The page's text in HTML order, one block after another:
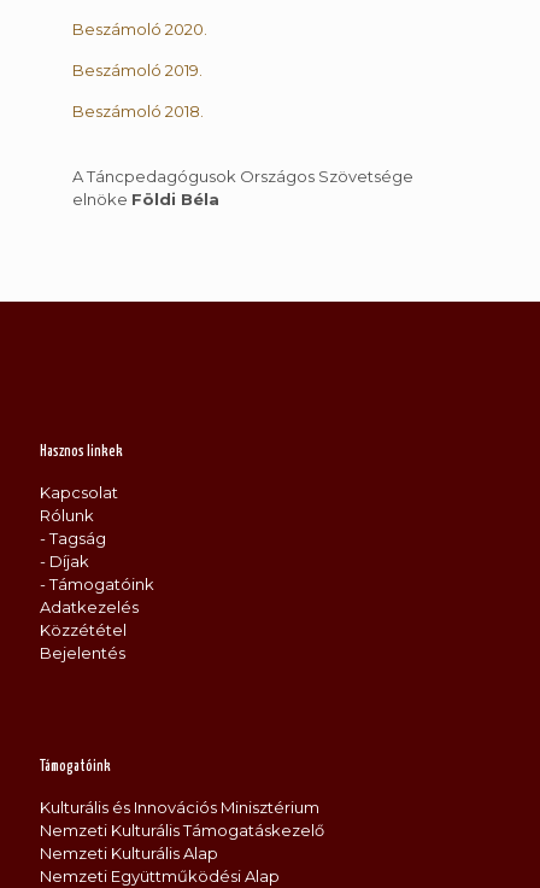
Beszámoló 2020.
Beszámoló 2019.
Beszámoló 2018.
A Táncpedagógusok Országos Szövetsége
elnöke Földi Béla
Hasznos linkek
Kapcsolat
Rólunk
- Tagság
- Díjak
- Támogatóink
Adatkezelés
Közzététel
Bejelentés
Támogatóink
Kulturális és Innovációs Minisztérium
Nemzeti Kulturális Támogatáskezelő
Nemzeti Kulturális Alap
Nemzeti Együttműködési Alap